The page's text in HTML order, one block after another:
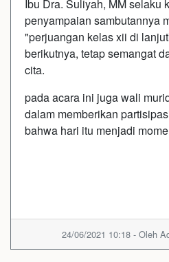
Ibu Dra. Suliyah, MM selaku
penyampaian sambutannya
"perjuangan kelas xii di
berikutnya, tetap semangat
cita.
pada acara ini juga wali
dalam memberikan
bahwa hari itu menjadi
24/06/2021 10:18 - Oleh